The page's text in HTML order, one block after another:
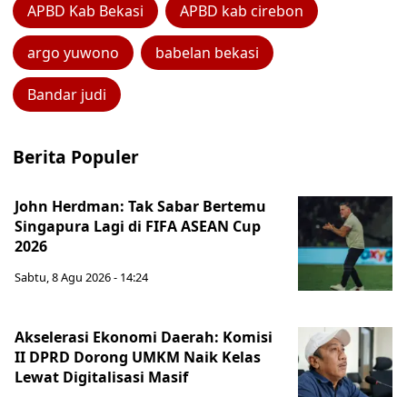
APBD Kab Bekasi APBD kab cirebon
argo yuwono babelan bekasi
Bandar judi
Berita Populer
John Herdman: Tak Sabar Bertemu
Singapura Lagi di FIFA ASEAN Cup
2026
Sabtu, 8 Agu 2026 - 14:24
Akselerasi Ekonomi Daerah: Komisi
II DPRD Dorong UMKM Naik Kelas
Lewat Digitalisasi Masif